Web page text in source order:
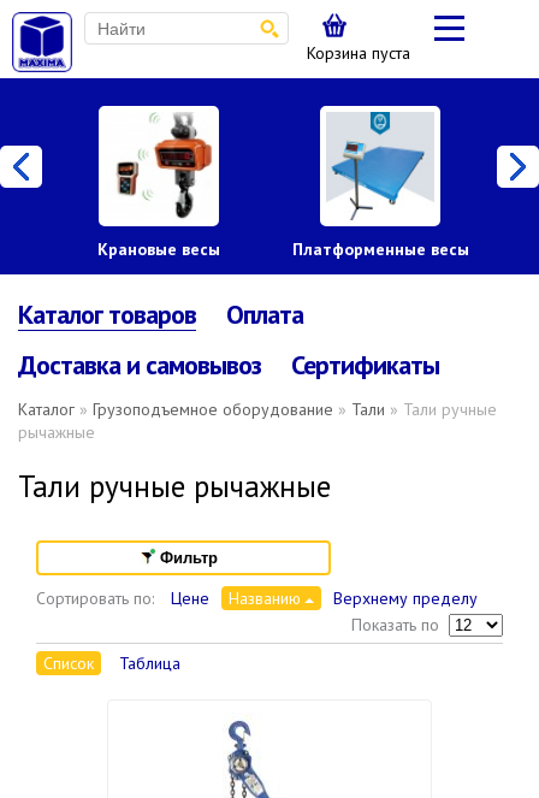
Корзина пуста
Крановые весы Платформенные весы
Каталог товаров
Оплата
Доставка и самовывоз
Сертификаты
Каталог » Грузоподъемное оборудование » Тали » Тали ручные
рычажные
Тали ручные рычажные
Фильтр
Сортировать по: Цене Названию
Верхнему пределу
Показать по
Список
Таблица